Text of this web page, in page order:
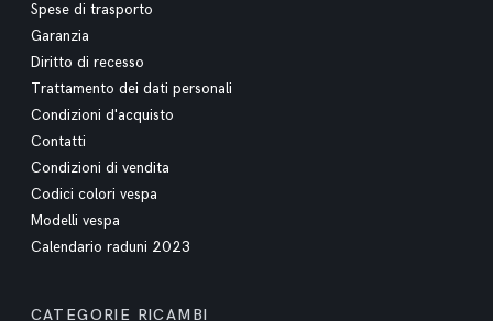
Spese di trasporto
Garanzia
Diritto di recesso
Trattamento dei dati personali
Condizioni d'acquisto
Contatti
Condizioni di vendita
Codici colori vespa
Modelli vespa
Calendario raduni 2023
CATEGORIE RICAMBI